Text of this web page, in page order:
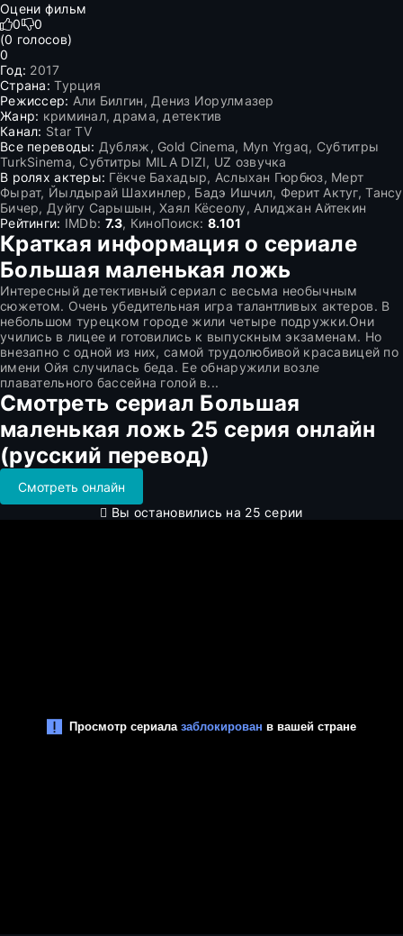
Оцени фильм
0
0
(0 голосов)
0
Год: 2017
Страна: Турция
Режиссер: Али Билгин, Дениз Иорулмазер
Жанр: криминал, драма, детектив
Канал: Star TV
Все переводы: Дубляж, Gold Cinema, Myn Yrgaq, Субтитры
TurkSinema, Субтитры MILA DIZI, UZ озвучка
В ролях актеры: Гёкче Бахадыр, Аслыхан Гюрбюз, Мерт
Фырат, Йылдырай Шахинлер, Бадэ Ишчил, Ферит Актуг, Тансу
Бичер, Дуйгу Сарышын, Хаял Кёсеолу, Алиджан Айтекин
Рейтинги: IMDb: 7.3, КиноПоиск: 8.101
Краткая информация о сериале
Большая маленькая ложь
Интересный детективный сериал с весьма необычным
сюжетом. Очень убедительная игра талантливых актеров. В
небольшом турецком городе жили четыре подружки.Они
учились в лицее и готовились к выпускным экзаменам. Но
внезапно с одной из них, самой трудолюбивой красавицей по
имени Ойя случилась беда. Ее обнаружили возле
плавательного бассейна голой в...
Смотреть сериал Большая
маленькая ложь 25 серия онлайн
(русский перевод)
Смотреть онлайн
Вы остановились на 25 серии